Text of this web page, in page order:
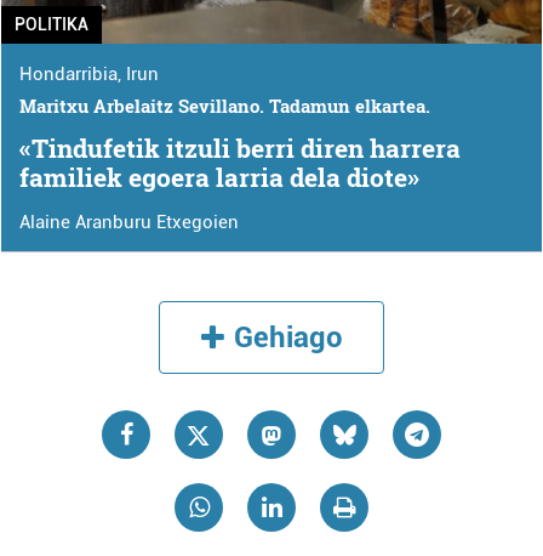
POLITIKA
Hondarribia, Irun
Maritxu Arbelaitz Sevillano. Tadamun elkartea.
«Tindufetik itzuli berri diren harrera
familiek egoera larria dela diote»
Alaine Aranburu Etxegoien
Gehiago